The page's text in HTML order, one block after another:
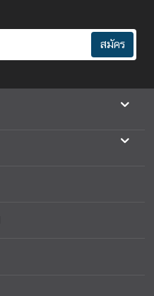
สมัคร